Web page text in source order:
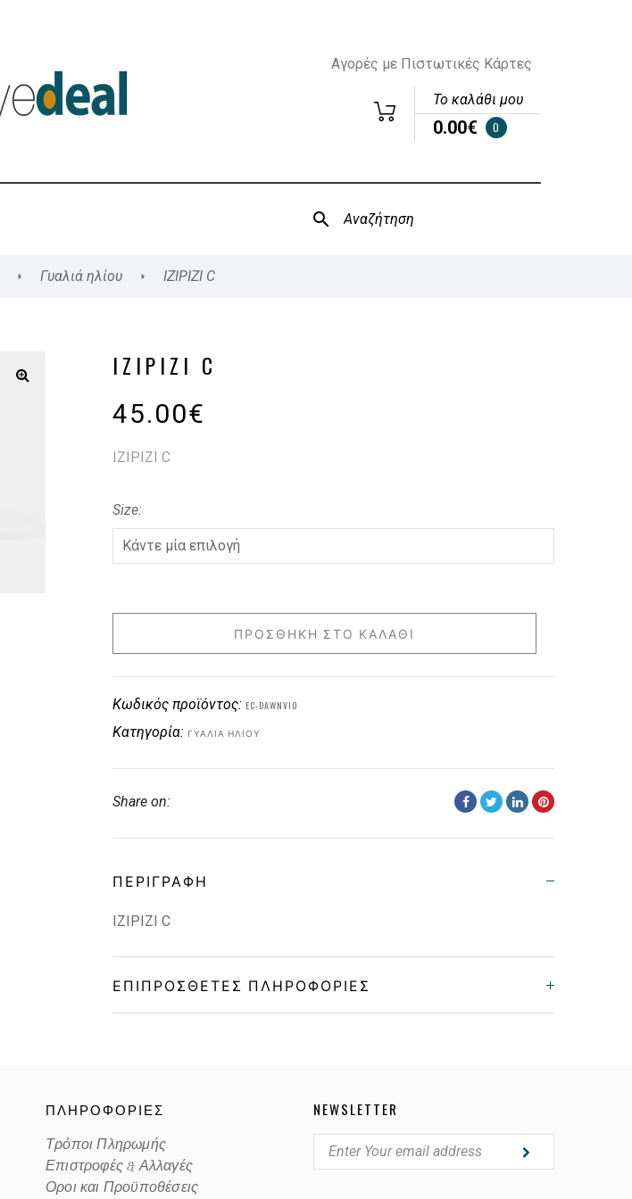
Αγορές με Πιστωτικές Κάρτες
Το καλάθι μου
0.00€ 0
Γυαλιά ηλίου IZIPIZI C
IZIPIZI C
45.00€
IZIPIZI C
Size
ΠΡΟΣΘΉΚΗ ΣΤΟ ΚΑΛΆΘΙ
Κωδικός προϊόντος: EC-DAWNVIO
Κατηγορία: ΓΥΑΛΙΆ ΗΛΊΟΥ
Share on:
ΠΕΡΙΓΡΑΦΉ
IZIPIZI C
ΕΠΙΠΡΌΣΘΕΤΕΣ ΠΛΗΡΟΦΟΡΊΕΣ
Lens Color GRADIENT VIOLET
ΠΛΗΡΟΦΟΡΙΕΣ
Τρόποι Πληρωμής
Επιστροφές & Αλλαγές
Οροι και Προϋποθέσεις
NEWSLETTER